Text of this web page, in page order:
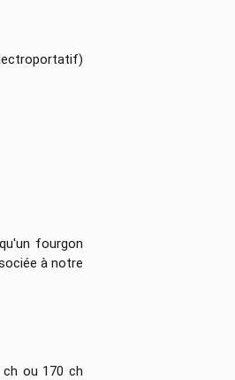
fourgon
à notre
ou 170 ch